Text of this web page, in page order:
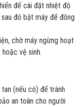
để cài đặt nhiệt độ
đó bật máy để đông
chờ máy ngừng hoạt
vệ sinh.
(nếu có) để tránh
an toàn cho người